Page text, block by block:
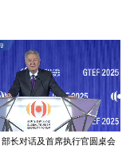
长对话及首席执行官圆桌会